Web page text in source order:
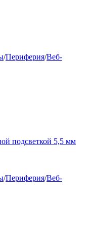
/Периферия/Веб-
подсветкой 5,5 мм
/Периферия/Веб-